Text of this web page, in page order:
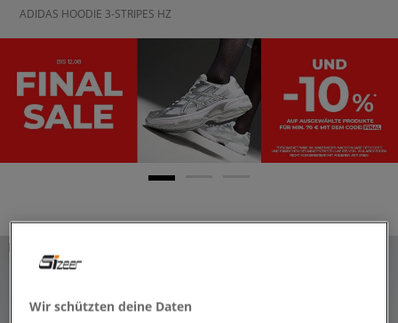
ADIDAS HOODIE 3-STRIPES HZ
PRODUKT NICHT VERFÜGBAR
Wir schützten deine Daten